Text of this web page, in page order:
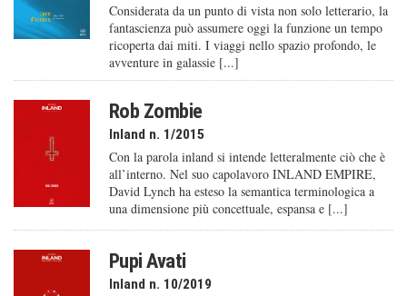
Considerata da un punto di vista non solo letterario, la
fantascienza può assumere oggi la funzione un tempo
ricoperta dai miti. I viaggi nello spazio profondo, le
avventure in galassie [...]
Rob Zombie
Inland n. 1/2015
Con la parola inland si intende letteralmente ciò che è
all’interno. Nel suo capolavoro INLAND EMPIRE,
David Lynch ha esteso la semantica terminologica a
una dimensione più concettuale, espansa e [...]
Pupi Avati
Inland n. 10/2019